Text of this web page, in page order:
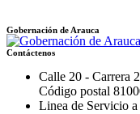
Gobernación de Arauca
Contáctenos
Calle 20 - Carrera
Código postal
Linea de Servicio